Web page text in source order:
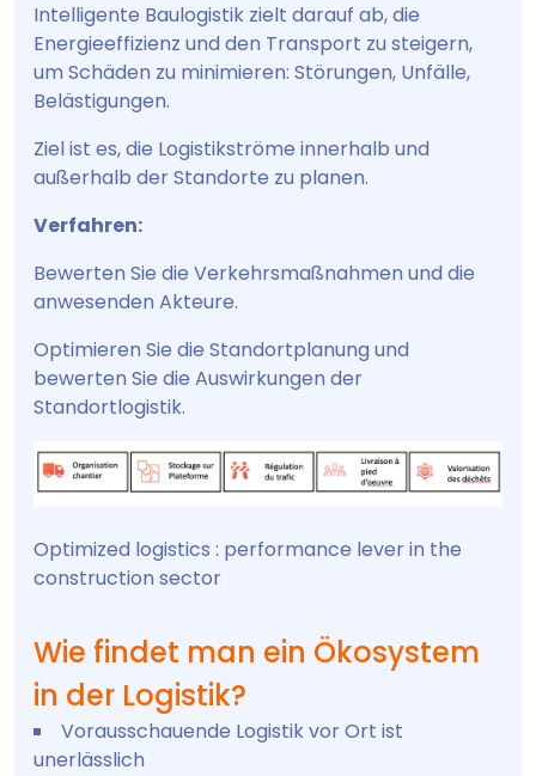
Intelligente Baulogistik zielt darauf ab, die
Energieeffizienz und den Transport zu steigern,
um Schäden zu minimieren: Störungen, Unfälle,
Belästigungen.
Ziel ist es, die Logistikströme innerhalb und
außerhalb der Standorte zu planen.
Verfahren:
Bewerten Sie die Verkehrsmaßnahmen und die
anwesenden Akteure.
Optimieren Sie die Standortplanung und
bewerten Sie die Auswirkungen der
Standortlogistik.
Optimized logistics : performance lever in the
construction sector
Wie findet man ein Ökosystem
in der Logistik?
Vorausschauende Logistik vor Ort ist
unerlässlich